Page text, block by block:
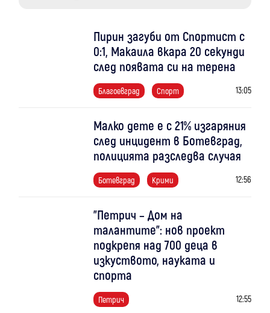
Пирин загуби от Спортист с
0:1, Макаила вкара 20 секунди
след появата си на терена
Благоевград Спорт 13:05
Малко дете е с 21% изгаряния
след инцидент в Ботевград,
полицията разследва случая
Ботевград Крими 12:56
"Петрич – Дом на
талантите": нов проект
подкрепя над 700 деца в
изкуството, науката и
спорта
Петрич 12:55